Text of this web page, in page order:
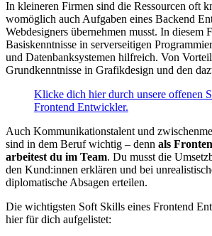
In kleineren Firmen sind die Ressourcen oft
womöglich auch Aufgaben eines Backend
Webdesigners übernehmen musst. In diesem
Basiskenntnisse in serverseitigen
und Datenbanksystemen hilfreich. Von
Grundkenntnisse in Grafikdesign und den
Klicke dich hier durch unsere offenen
Frontend Entwickler.
Auch Kommunikationstalent und
sind in dem Beruf wichtig – denn als
arbeitest du im Team. Du musst die
den Kund:innen erklären und bei
diplomatische Absagen erteilen.
Die wichtigsten Soft Skills eines Frontend
hier für dich aufgelistet: